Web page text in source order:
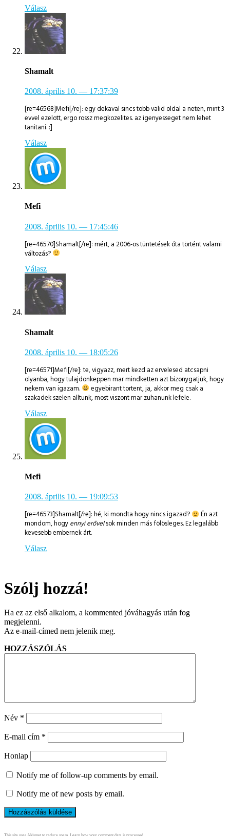
Válasz
Shamalt
2008. április 10. — 17:37:39
[re=46568]Mefi[/re]: egy dekaval sincs tobb valid oldal a neten, mint 3
evvel ezelott, ergo rossz megkozelites. az igenyesseget nem lehet
tanitani. :]
Válasz
Mefi
2008. április 10. — 17:45:46
[re=46570]Shamalt[/re]: mért, a 2006-os tüntetések óta történt valami
változás?
Válasz
Shamalt
2008. április 10. — 18:05:26
[re=46571]Mefi[/re]: te, vigyazz, mert kezd az ervelesed atcsapni
olyanba, hogy tulajdonkeppen mar mindketten azt bizonygatjuk, hogy
nekem van igazam.
egyebirant tortent, ja, akkor meg csak a
szakadek szelen alltunk, most viszont mar zuhanunk lefele.
Válasz
Mefi
2008. április 10. — 19:09:53
[re=46573]Shamalt[/re]: hé, ki mondta hogy nincs igazad?
Én azt
mondom, hogy ennyi erővelsok minden más fölösleges. Ez legalább
kevesebb embernek árt.
Válasz
Szólj hozzá!
Ha ez az első alkalom, a kommented jóváhagyás után fog
megjelenni.
Az e-mail-címed nem jelenik meg.
HOZZÁSZÓLÁS
Név *
E-mail cím *
Honlap
Notify me of follow-up comments by email.
Notify me of new posts by email.